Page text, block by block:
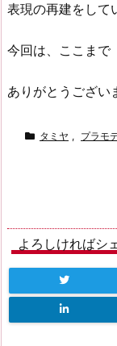
表現の再建をして
今回は、ここまで
ありがとうござい
タミヤ , プラモ
よろしければシ